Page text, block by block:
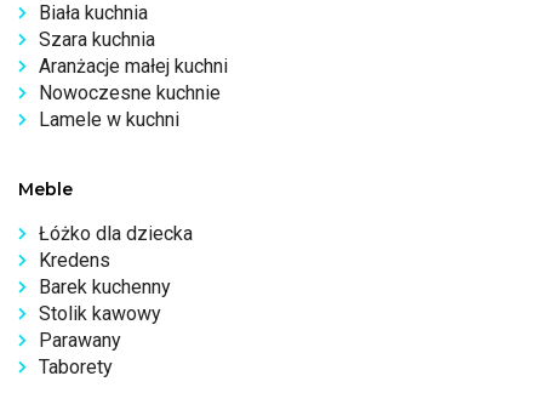
Biała kuchnia
Szara kuchnia
Aranżacje małej kuchni
Nowoczesne kuchnie
Lamele w kuchni
Meble
Łóżko dla dziecka
Kredens
Barek kuchenny
Stolik kawowy
Parawany
Taborety